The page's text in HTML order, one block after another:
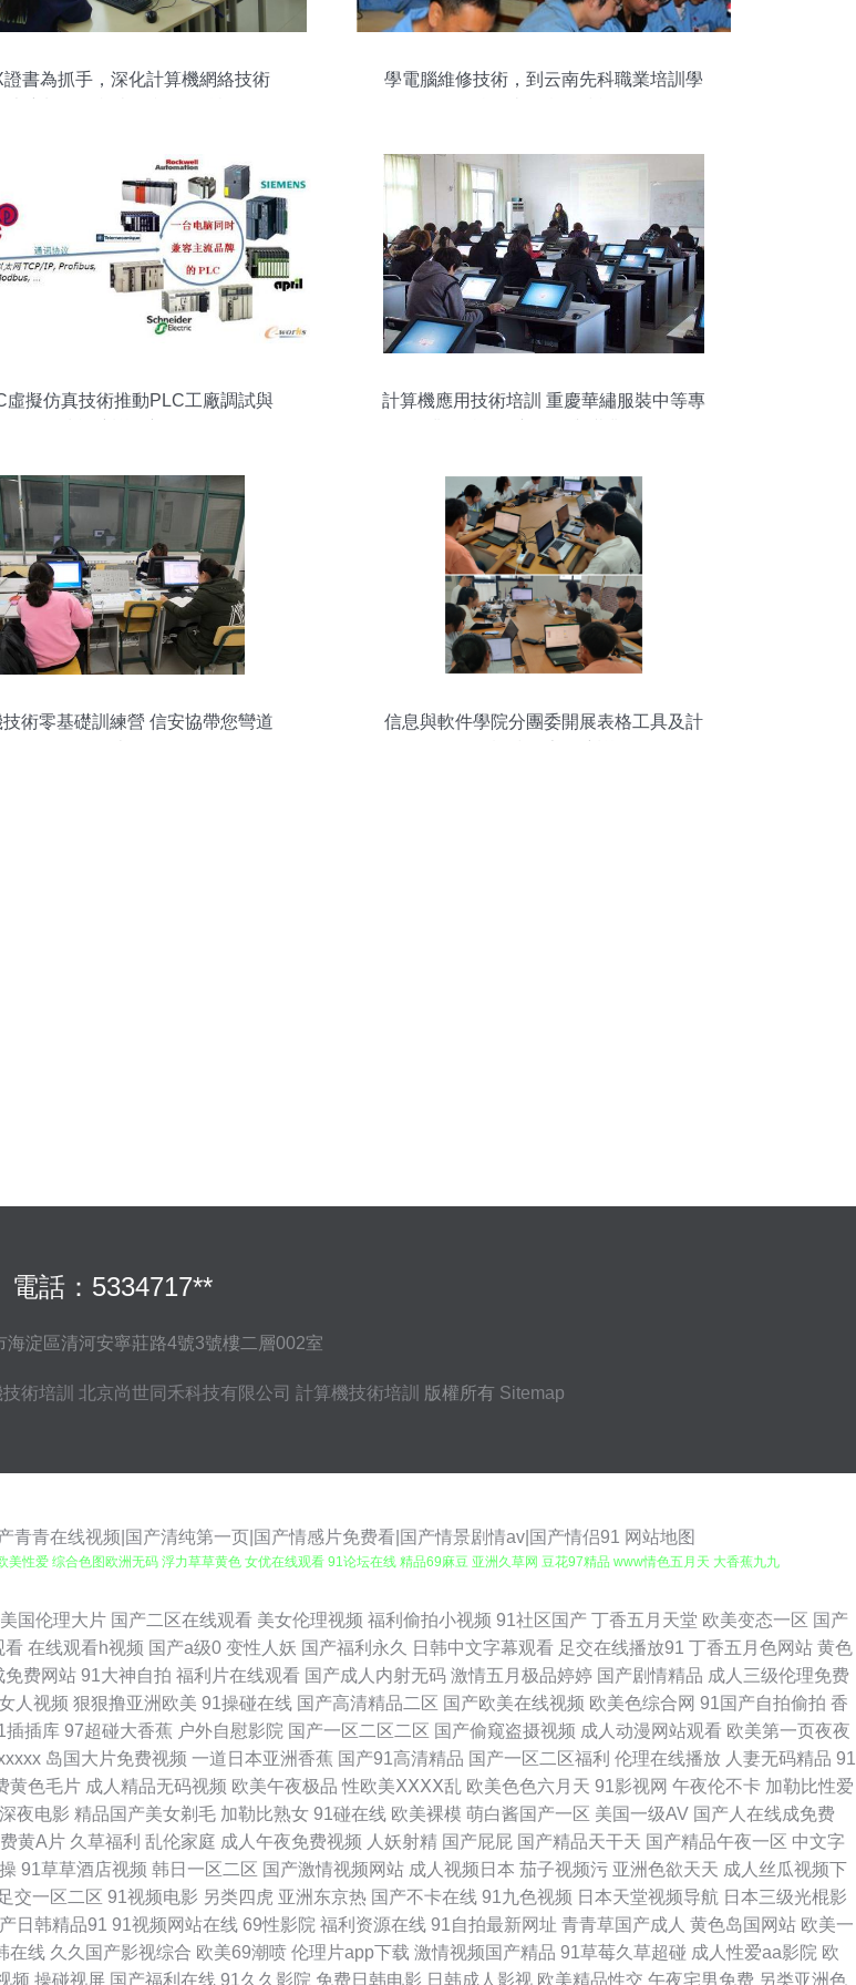
證書為抓手，深化計算機網絡技術
學電腦維修技術，到云南先科職業培訓學
虛擬仿真技術推動PLC工廠調試與
計算機應用技術培訓 重慶華繡服裝中等專
術零基礎訓練營 信安協帶您彎道
信息與軟件學院分團委開展表格工具及計
電話：5334717**
海淀區清河安寧莊路4號3號樓二層002室
術培訓 北京尚世同禾科技有限公司 計算機技術培訓 版權所有 Sitemap
青在线视频|国产清纯第一页|国产情感片免费看|国产情景剧情av|国产情侣91 网站地图
性爱 综合色图欧洲无码 浮力草草黄色 女优在线观看 91论坛在线 精品69麻豆 亚洲久草网 豆花97精品 www情色五月天 大香蕉九九
导航 97超碰福利在线 狠狠操成人在线 日韩综合色中色 91视频专区 国产TS人妖另类 丝袜韩国亚洲三级 AV午夜福利 黄网址在线观
香蕉伊人 婷婷色图 欧亚美日一区 极品尤物视频 韩黄AA免费 AV天堂黄色 91黑料黑丝 天天干高清 美女同性色色 国产伊人精品 a片
产性免费 亚州色图另类 日韩偷拍第一页 欧美性交天天操 黑丝91 成人色情网址在线 91影院 无码片站chui 日韩3级网 老湿机app 国
丝美女自慰 亚洲天堂狼人 日韩AV主播福利 久久大香一本AV 国产AV线上 91制服黑丝av 影音先锋亚洲AV 亚洲爱爱永久网站 超碰
三级 欧美毛片A级 精品国产九九九 超碰大神 91超碰成人 午夜妻久久 亚洲欧美日韩A片 日韩成人AV导航 老司机草草网 久草大香蕉
伊人网 免费观看黄色网址 蜜桃福利导航 国产在线小电影 肏屄网站高清日韩 91韩剧网 亚洲AV黄色网址 日韩无遮挡免费看 狼人伊
美国伦理大片 国产二区在线观看 美女伦理视频 福利偷拍小视频 91社区国产 丁香五月天堂 欧美变态一区 国产
看 在线观看h视频 国产a级0 变性人妖 国产福利永久 日韩中文字幕观看 足交在线播放91 丁香五月色网站 黄色
免费网站 91大神自拍 福利片在线观看 国产成人内射无码 激情五月极品婷婷 国产剧情精品 成人三级伦理免费
人视频 狠狠撸亚洲欧美 91操碰在线 国产高清精品二区 国产欧美在线视频 欧美色综合网 91国产自拍偷拍 香
插插库 97超碰大香蕉 户外自慰影院 国产一区二区二区 国产偷窥盗摄视频 成人动漫网站观看 欧美第一页夜夜
岛国大片免费视频 一道日本亚洲香蕉 国产91高清精品 国产一区二区福利 伦理在线播放 人妻无码精品 91
黄色毛片 成人精品无码视频 欧美午夜极品 性欧美ⅩⅩⅩⅩ乱 欧美色色六月天 91影视网 午夜伦不卡 加勒比性爱
夜电影 精品国产美女剃毛 加勒比熟女 91碰在线 欧美裸模 萌白酱国产一区 美国一级AV 国产人在线成免费
黄A片 久草福利 乱伦家庭 成人午夜免费视频 人妖射精 国产屁屁 国产精品天干天 国产精品午夜一区 中文字
91草草酒店视频 韩日一区二区 国产激情视频网站 成人视频日本 茄子视频污 亚洲色欲天天 成人丝瓜视频下
交一区二区 91视频电影 另类四虎 亚洲东京热 国产不卡在线 91九色视频 日本天堂视频导航 日本三级光棍影
日韩精品91 91视频网站在线 69性影院 福利资源在线 91自拍最新网址 青青草国产成人 黄色岛国网站 欧美一
在线 久久国产影视综合 欧美69潮喷 伦理片app下载 激情视频国产精品 91草莓久草超碰 成人性爱aa影院 欧
频 操碰视屏 国产福利在线 91久久影院 免费日韩电影 日韩成人影视 欧美精品性交 午夜宅男免费 另类亚洲色